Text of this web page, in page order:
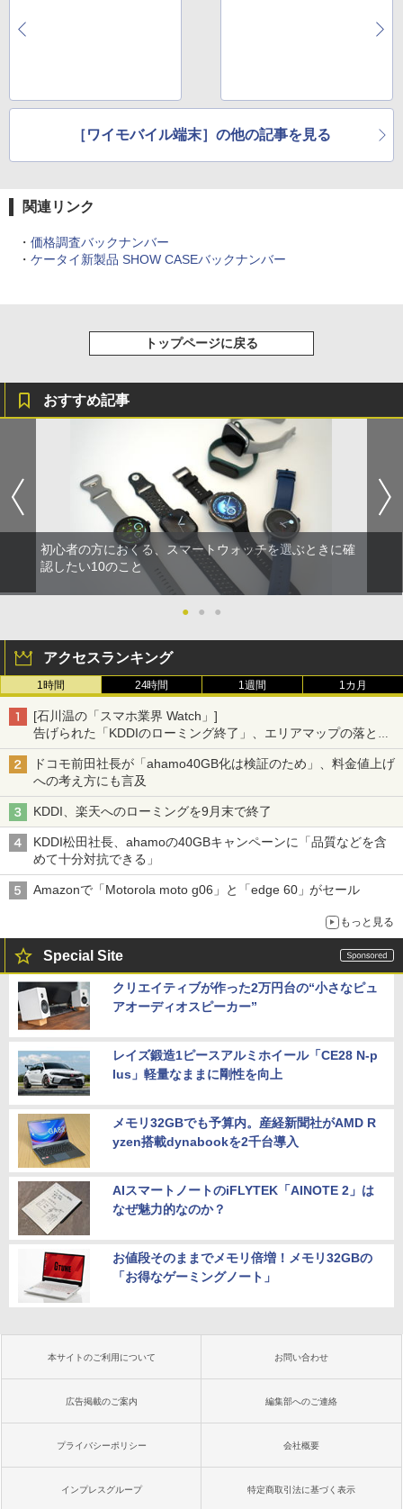
［ワイモバイル端末］の他の記事を見る
関連リンク
・ 価格調査バックナンバー
・ ケータイ新製品 SHOW CASEバックナンバー
トップページに戻る
おすすめ記事
初心者の方におくる、スマートウォッチを選ぶときに確
認したい10のこと
● ● ●
アクセスランキング
1時間 24時間 1週間 1カ月
[石川温の「スマホ業界 Watch」]
告げられた「KDDIのローミング終了」、エリアマップの落とし
穴と楽天モバイルの課題
ドコモ前田社長が「ahamo40GB化は検証のため」、料金値上げ
への考え方にも言及
KDDI、楽天へのローミングを9月末で終了
KDDI松田社長、ahamoの40GBキャンペーンに「品質などを含
めて十分対抗できる」
Amazonで「Motorola moto g06」と「edge 60」がセール
もっと見る
Special Site
クリエイティブが作った2万円台の“小さなピュ
アオーディオスピーカー”
レイズ鍛造1ピースアルミホイール「CE28 N-p
lus」軽量なままに剛性を向上
メモリ32GBでも予算内。産経新聞社がAMD R
yzen搭載dynabookを2千台導入
AIスマートノートのiFLYTEK「AINOTE 2」は
なぜ魅力的なのか？
お値段そのままでメモリ倍増！メモリ32GBの
「お得なゲーミングノート」
本サイトのご利用について お問い合わせ
広告掲載のご案内 編集部へのご連絡
プライバシーポリシー 会社概要
インプレスグループ 特定商取引法に基づく表示